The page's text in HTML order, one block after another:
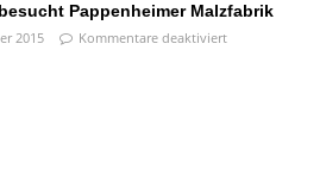
Pappenheimer Malzfabrik
2015 Kommentare deaktiviert